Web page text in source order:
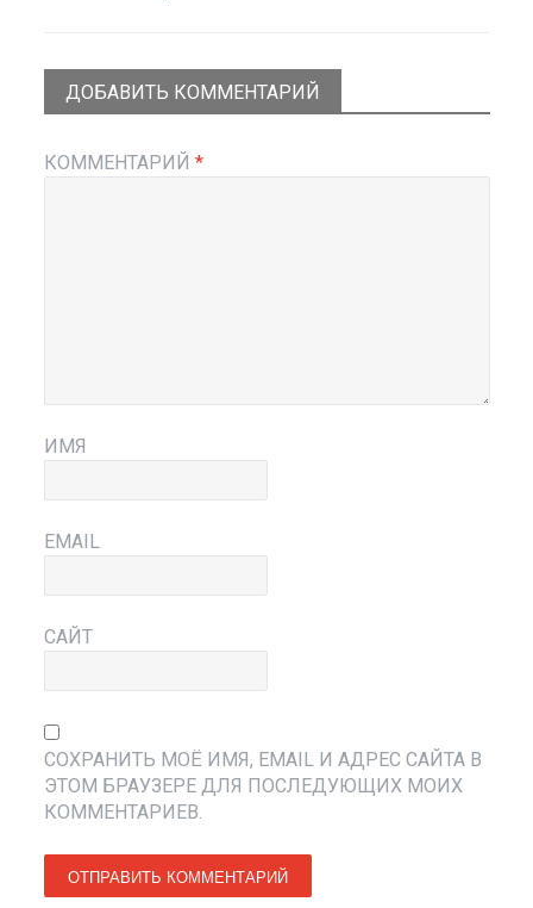
ДОБАВИТЬ КОММЕНТАРИЙ
КОММЕНТАРИЙ*
ИМЯ
EMAIL
САЙТ
СОХРАНИТЬ МОЁ ИМЯ, EMAIL И АДРЕС САЙТА В
ЭТОМ БРАУЗЕРЕ ДЛЯ ПОСЛЕДУЮЩИХ МОИХ
КОММЕНТАРИЕВ.